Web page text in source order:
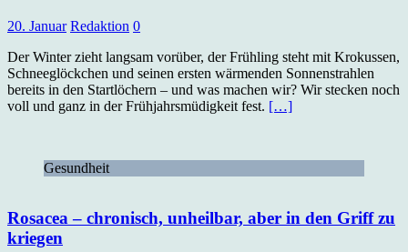
20. Januar Redaktion 0
Der Winter zieht langsam vorüber, der Frühling steht mit Krokussen,
Schneeglöckchen und seinen ersten wärmenden Sonnenstrahlen
bereits in den Startlöchern – und was machen wir? Wir stecken noch
voll und ganz in der Frühjahrsmüdigkeit fest. […]
Gesundheit
Rosacea – chronisch, unheilbar, aber in den Griff zu
kriegen